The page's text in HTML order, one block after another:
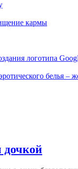
кармы
логотипа
белья –